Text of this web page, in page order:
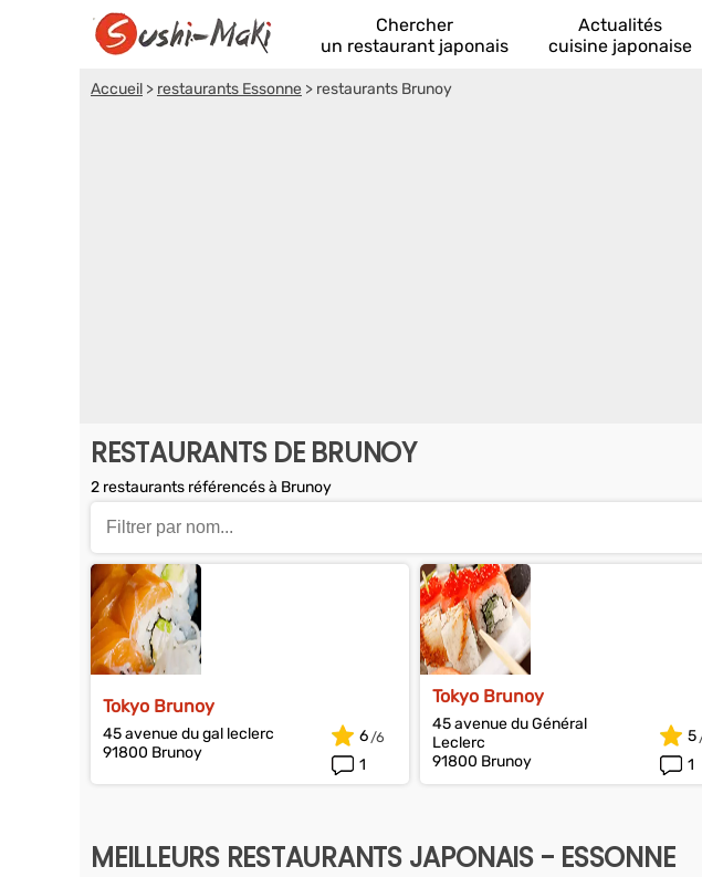
Chercher
un restaurant japonais
Actualités
cuisine japonaise
Accueil > restaurants Essonne > restaurants Brunoy
RESTAURANTS DE BRUNOY
2 restaurants référencés à Brunoy
Tokyo Brunoy
45 avenue du gal leclerc
91800 Brunoy
1
6
Tokyo Brunoy
45 avenue du Général
Leclerc
91800 Brunoy
1
5
MEILLEURS RESTAURANTS JAPONAIS - ESSONNE